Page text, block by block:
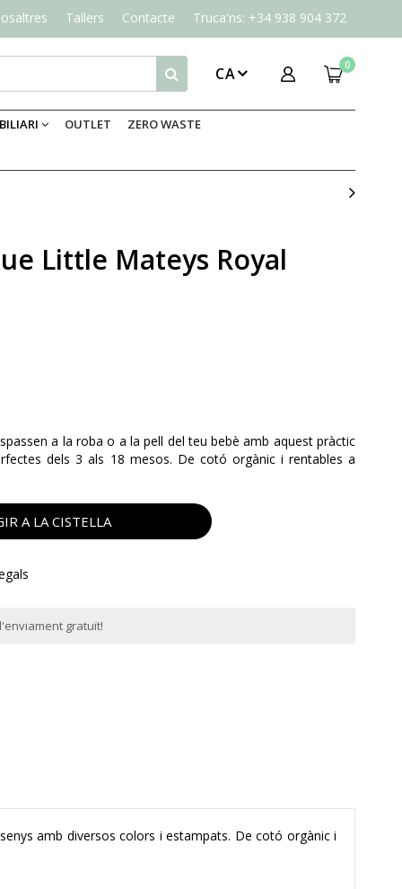
Tallers Contacte Truca'ns: +34 938 904 372
0
CA
OUTLET
ZERO WASTE
Little Mateys Royal
a la roba o a la pell del teu bebè amb aquest pràctic
dels 3 als 18 mesos. De cotó orgànic i rentables a
A LA CISTELLA
gratuït!
amb diversos colors i estampats. De cotó orgànic i